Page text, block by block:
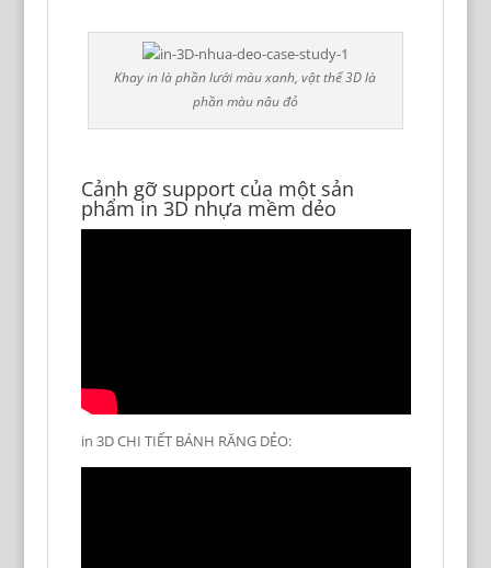
Khay in là phần lưới màu xanh, vật thể 3D là
phần màu nâu đỏ
Cảnh gỡ support của một sản
phẩm in 3D nhựa mềm dẻo
in 3D CHI TIẾT BÁNH RĂNG DẺO: